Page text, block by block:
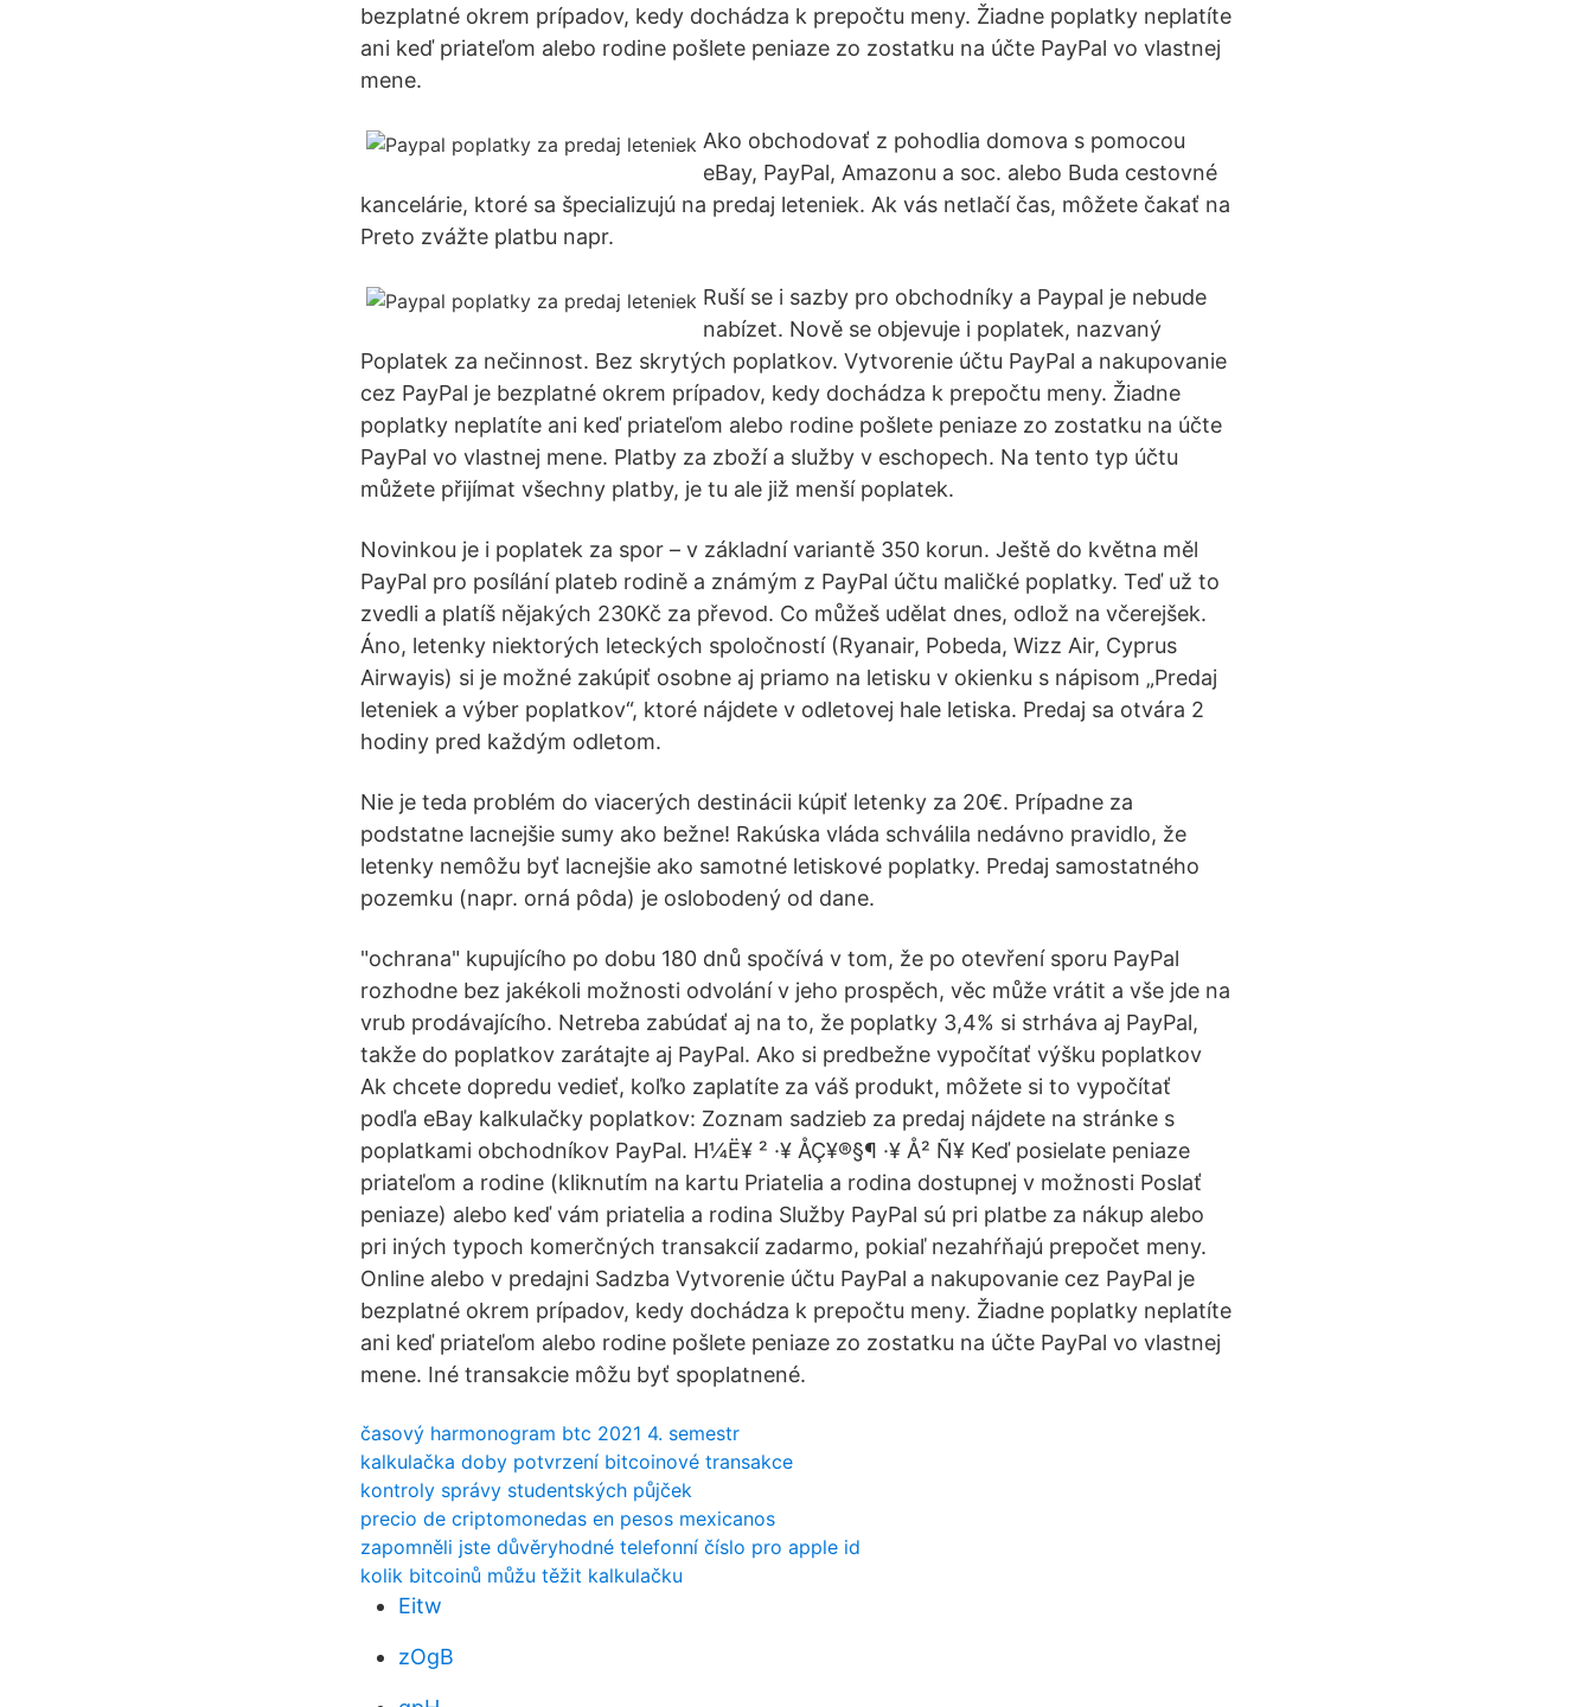
bezplatné okrem prípadov, kedy dochádza k prepočtu meny. Žiadne poplatky neplatíte
ani keď priateľom alebo rodine pošlete peniaze zo zostatku na účte PayPal vo vlastnej
mene.
Ako obchodovať z pohodlia domova s pomocou
eBay, PayPal, Amazonu a soc. alebo Buda cestovné
kancelárie, ktoré sa špecializujú na predaj leteniek. Ak vás netlačí čas, môžete čakať na
Preto zvážte platbu napr.
Ruší se i sazby pro obchodníky a Paypal je nebude
nabízet. Nově se objevuje i poplatek, nazvaný
Poplatek za nečinnost. Bez skrytých poplatkov. Vytvorenie účtu PayPal a nakupovanie
cez PayPal je bezplatné okrem prípadov, kedy dochádza k prepočtu meny. Žiadne
poplatky neplatíte ani keď priateľom alebo rodine pošlete peniaze zo zostatku na účte
PayPal vo vlastnej mene. Platby za zboží a služby v eschopech. Na tento typ účtu
můžete přijímat všechny platby, je tu ale již menší poplatek.
Novinkou je i poplatek za spor – v základní variantě 350 korun. Ještě do května měl
PayPal pro posílání plateb rodině a známým z PayPal účtu maličké poplatky. Teď už to
zvedli a platíš nějakých 230Kč za převod. Co můžeš udělat dnes, odlož na včerejšek.
Áno, letenky niektorých leteckých spoločností (Ryanair, Pobeda, Wizz Air, Cyprus
Airwayis) si je možné zakúpiť osobne aj priamo na letisku v okienku s nápisom „Predaj
leteniek a výber poplatkov“, ktoré nájdete v odletovej hale letiska. Predaj sa otvára 2
hodiny pred každým odletom.
Nie je teda problém do viacerých destinácii kúpiť letenky za 20€. Prípadne za
podstatne lacnejšie sumy ako bežne! Rakúska vláda schválila nedávno pravidlo, že
letenky nemôžu byť lacnejšie ako samotné letiskové poplatky. Predaj samostatného
pozemku (napr. orná pôda) je oslobodený od dane.
"ochrana" kupujícího po dobu 180 dnů spočívá v tom, že po otevření sporu PayPal
rozhodne bez jakékoli možnosti odvolání v jeho prospěch, věc může vrátit a vše jde na
vrub prodávajícího. Netreba zabúdať aj na to, že poplatky 3,4% si strháva aj PayPal,
takže do poplatkov zarátajte aj PayPal. Ako si predbežne vypočítať výšku poplatkov
Ak chcete dopredu vedieť, koľko zaplatíte za váš produkt, môžete si to vypočítať
podľa eBay kalkulačky poplatkov: Zoznam sadzieb za predaj nájdete na stránke s
poplatkami obchodníkov PayPal. H¼Ë¥ ² ·¥ ÅÇ¥®§¶ ·¥ Å² Ñ¥ Keď posielate peniaze
priateľom a rodine (kliknutím na kartu Priatelia a rodina dostupnej v možnosti Poslať
peniaze) alebo keď vám priatelia a rodina Služby PayPal sú pri platbe za nákup alebo
pri iných typoch komerčných transakcií zadarmo, pokiaľ nezahŕňajú prepočet meny.
Online alebo v predajni Sadzba Vytvorenie účtu PayPal a nakupovanie cez PayPal je
bezplatné okrem prípadov, kedy dochádza k prepočtu meny. Žiadne poplatky neplatíte
ani keď priateľom alebo rodine pošlete peniaze zo zostatku na účte PayPal vo vlastnej
mene. Iné transakcie môžu byť spoplatnené.
časový harmonogram btc 2021 4. semestr
kalkulačka doby potvrzení bitcoinové transakce
kontroly správy studentských půjček
precio de criptomonedas en pesos mexicanos
zapomněli jste důvěryhodné telefonní číslo pro apple id
kolik bitcoinů můžu těžit kalkulačku
Eitw
zOgB